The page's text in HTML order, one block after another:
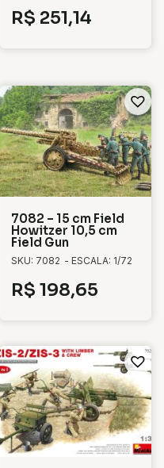
R$ 251,14
7082 – 15 cm Field
Howitzer 10,5 cm
Field Gun
SKU: 7082 - ESCALA: 1/72
R$ 198,65